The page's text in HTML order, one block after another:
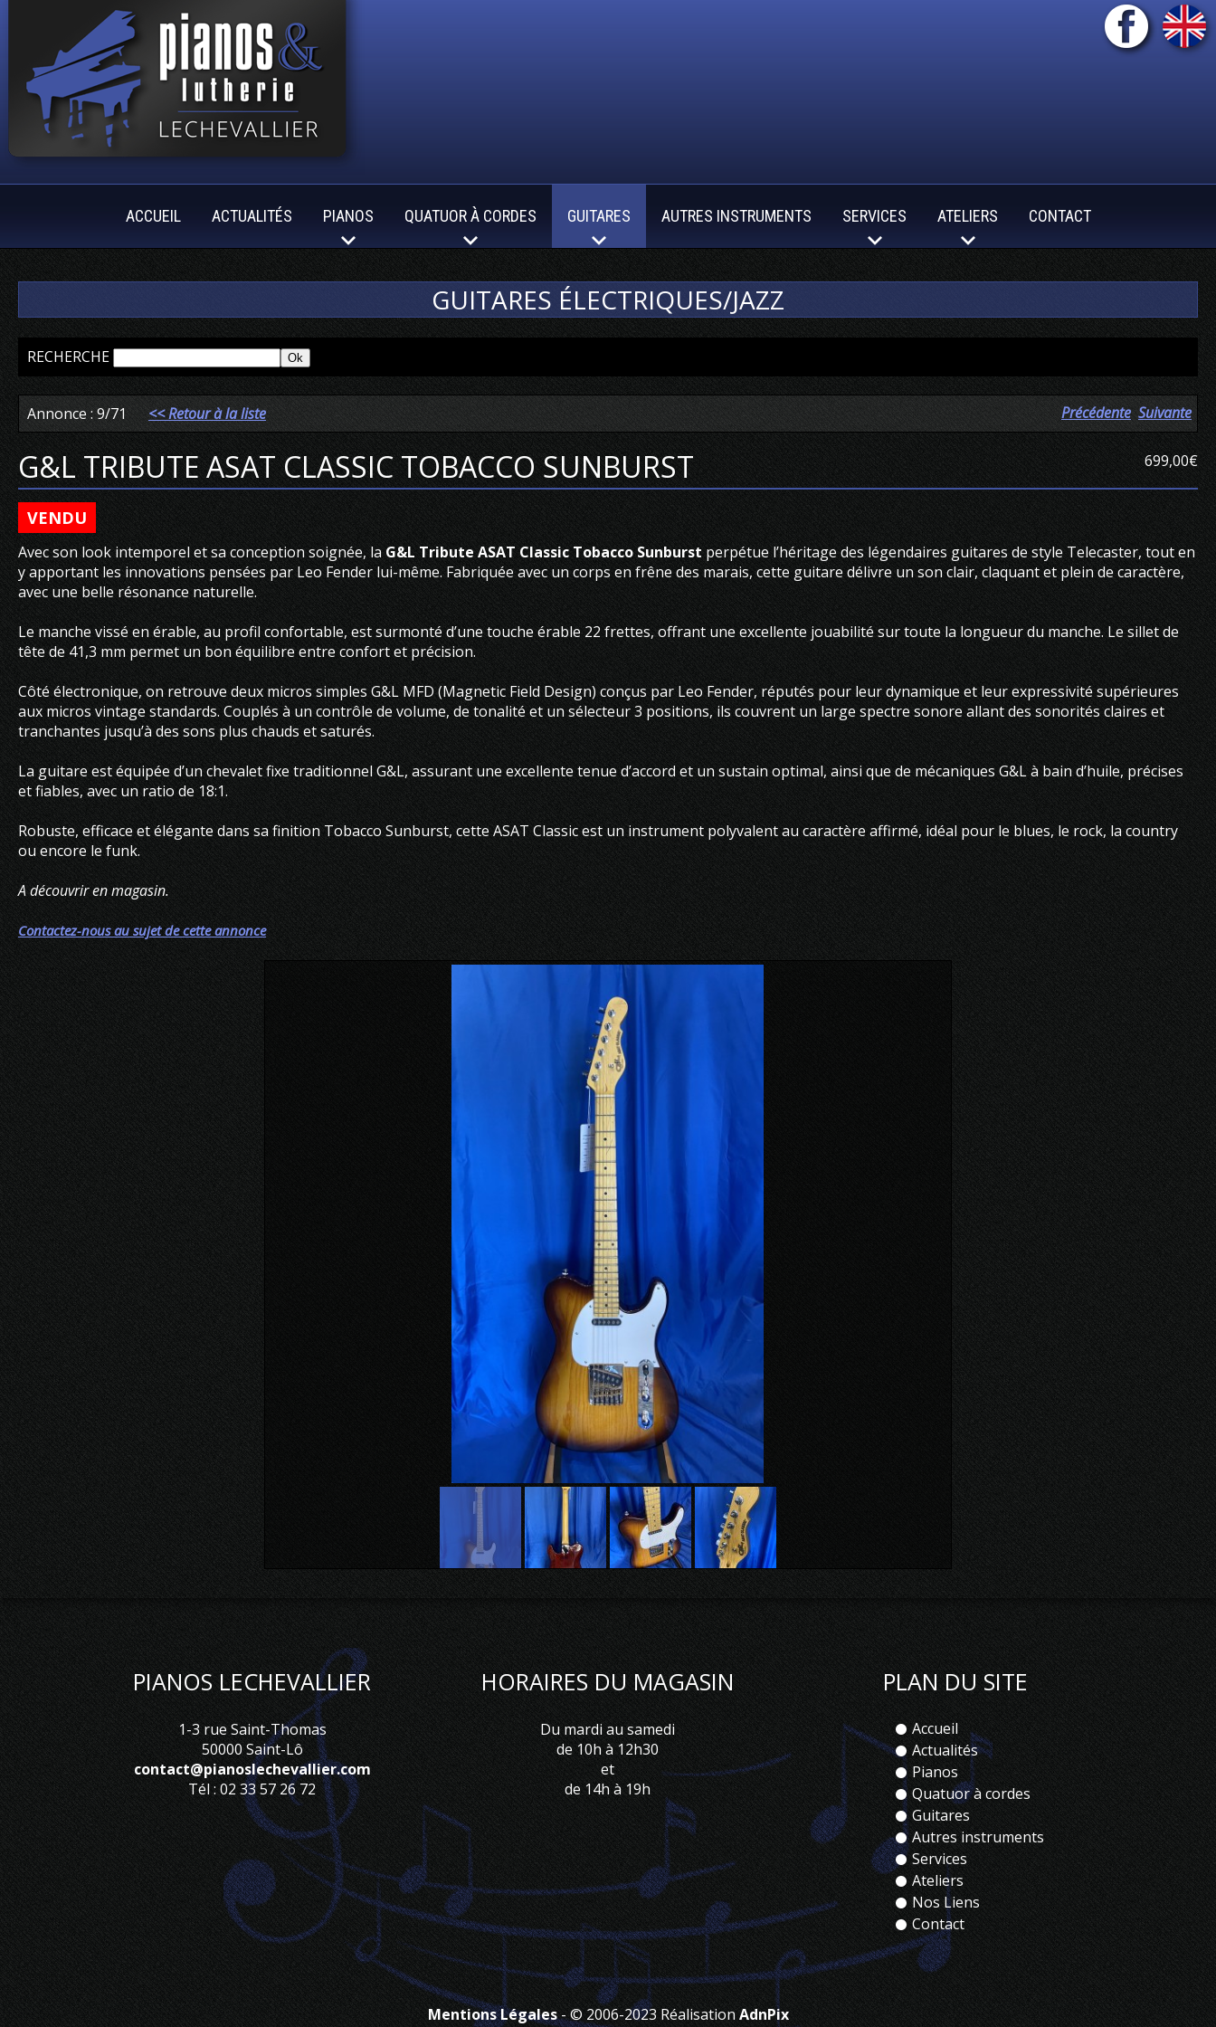
ACCUEIL ACTUALITÉS PIANOS QUATUOR À CORDES GUITARES AUTRES INSTRUMENTS SERVICES ATELIERS CONTACT
GUITARES ÉLECTRIQUES/JAZZ
RECHERCHE
Annonce : 9/71 << Retour à la liste Précédente Suivante
699,00€
G&L TRIBUTE ASAT CLASSIC TOBACCO SUNBURST
VENDU
Avec son look intemporel et sa conception soignée, la G&L Tribute ASAT Classic Tobacco Sunburst perpétue l’héritage des légendaires guitares de style Telecaster, tout en
y apportant les innovations pensées par Leo Fender lui-même. Fabriquée avec un corps en frêne des marais, cette guitare délivre un son clair, claquant et plein de caractère,
avec une belle résonance naturelle.
Le manche vissé en érable, au profil confortable, est surmonté d’une touche érable 22 frettes, offrant une excellente jouabilité sur toute la longueur du manche. Le sillet de
tête de 41,3 mm permet un bon équilibre entre confort et précision.
Côté électronique, on retrouve deux micros simples G&L MFD (Magnetic Field Design) conçus par Leo Fender, réputés pour leur dynamique et leur expressivité supérieures
aux micros vintage standards. Couplés à un contrôle de volume, de tonalité et un sélecteur 3 positions, ils couvrent un large spectre sonore allant des sonorités claires et
tranchantes jusqu’à des sons plus chauds et saturés.
La guitare est équipée d’un chevalet fixe traditionnel G&L, assurant une excellente tenue d’accord et un sustain optimal, ainsi que de mécaniques G&L à bain d’huile, précises
et fiables, avec un ratio de 18:1.
Robuste, efficace et élégante dans sa finition Tobacco Sunburst, cette ASAT Classic est un instrument polyvalent au caractère affirmé, idéal pour le blues, le rock, la country
ou encore le funk.
A découvrir en magasin.
Contactez-nous au sujet de cette annonce
PIANOS LECHEVALLIER
1-3 rue Saint-Thomas
50000 Saint-Lô
contact@pianoslechevallier.com
Tél : 02 33 57 26 72
HORAIRES DU MAGASIN
Du mardi au samedi
de 10h à 12h30
et
de 14h à 19h
PLAN DU SITE
Accueil
Actualités
Pianos
Quatuor à cordes
Guitares
Autres instruments
Services
Ateliers
Nos Liens
Contact
Mentions Légales- © 2006-2023 RéalisationAdnPix